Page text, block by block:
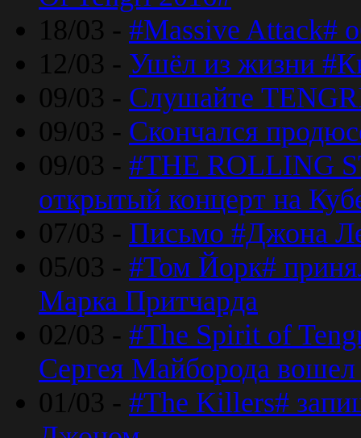
18/03 - #Massive Attack#
12/03 - Ушёл из жизни
09/03 - Слушайте
09/03 - Скончался
09/03 - #THE ROLLING
открытый концерт на
07/03 - Письмо #Джона
05/03 - #Том Йорк#
Марка Притчарда
02/03 - #The Spirit of
Сергея Майборода
01/03 - #The Killers#